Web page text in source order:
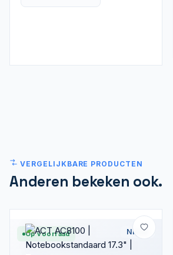
VERGELIJKBARE PRODUCTEN
Anderen bekeken ook.
Op voorraad Nieuw